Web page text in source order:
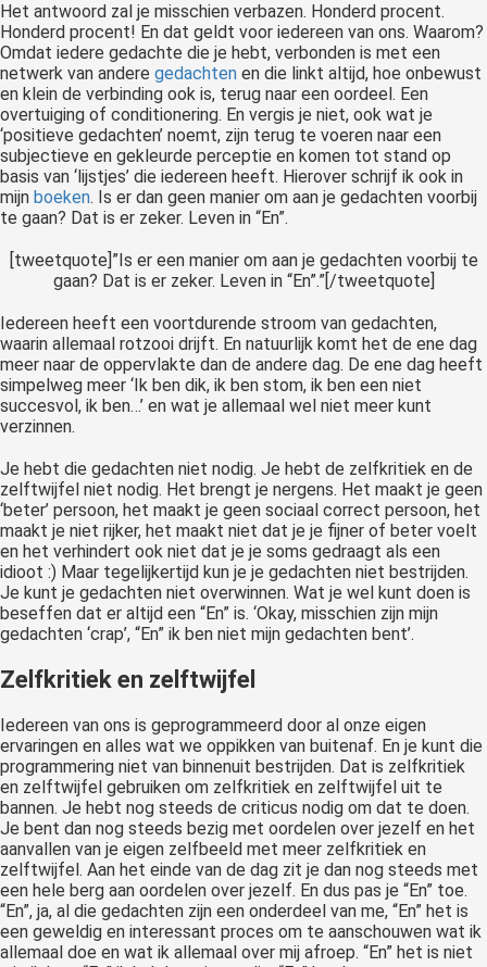
Het antwoord zal je misschien verbazen. Honderd procent.
Honderd procent! En dat geldt voor iedereen van ons. Waarom?
Omdat iedere gedachte die je hebt, verbonden is met een
netwerk van andere gedachten en die linkt altijd, hoe onbewust
en klein de verbinding ook is, terug naar een oordeel. Een
overtuiging of conditionering. En vergis je niet, ook wat je
‘positieve gedachten’ noemt, zijn terug te voeren naar een
subjectieve en gekleurde perceptie en komen tot stand op
basis van ‘lijstjes’ die iedereen heeft. Hierover schrijf ik ook in
mijn boeken. Is er dan geen manier om aan je gedachten voorbij
te gaan? Dat is er zeker. Leven in “En”.
[tweetquote]”Is er een manier om aan je gedachten voorbij te
gaan? Dat is er zeker. Leven in “En”.”[/tweetquote]
Iedereen heeft een voortdurende stroom van gedachten,
waarin allemaal rotzooi drijft. En natuurlijk komt het de ene dag
meer naar de oppervlakte dan de andere dag. De ene dag heeft
simpelweg meer ‘Ik ben dik, ik ben stom, ik ben een niet
succesvol, ik ben…’ en wat je allemaal wel niet meer kunt
verzinnen.
Je hebt die gedachten niet nodig. Je hebt de zelfkritiek en de
zelftwijfel niet nodig. Het brengt je nergens. Het maakt je geen
‘beter’ persoon, het maakt je geen sociaal correct persoon, het
maakt je niet rijker, het maakt niet dat je je fijner of beter voelt
en het verhindert ook niet dat je je soms gedraagt als een
idioot :) Maar tegelijkertijd kun je je gedachten niet bestrijden.
Je kunt je gedachten niet overwinnen. Wat je wel kunt doen is
beseffen dat er altijd een “En” is. ‘Okay, misschien zijn mijn
gedachten ‘crap’, “En” ik ben niet mijn gedachten bent’.
Zelfkritiek en zelftwijfel
Iedereen van ons is geprogrammeerd door al onze eigen
ervaringen en alles wat we oppikken van buitenaf. En je kunt die
programmering niet van binnenuit bestrijden. Dat is zelfkritiek
en zelftwijfel gebruiken om zelfkritiek en zelftwijfel uit te
bannen. Je hebt nog steeds de criticus nodig om dat te doen.
Je bent dan nog steeds bezig met oordelen over jezelf en het
aanvallen van je eigen zelfbeeld met meer zelfkritiek en
zelftwijfel. Aan het einde van de dag zit je dan nog steeds met
een hele berg aan oordelen over jezelf. En dus pas je “En” toe.
“En”, ja, al die gedachten zijn een onderdeel van me, “En” het is
een geweldig en interessant proces om te aanschouwen wat ik
allemaal doe en wat ik allemaal over mij afroep. “En” het is niet